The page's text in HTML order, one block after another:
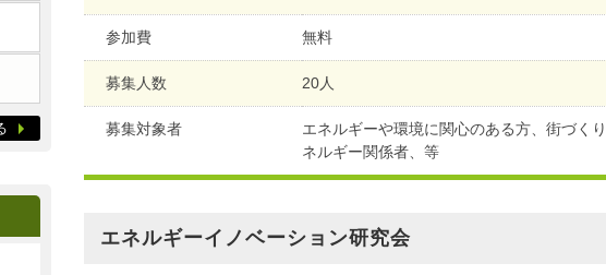
参加費 無料
募集人数 20人
募集対象者
エネルギーや環境に関心のある方、街づく
ネルギー関係者、等
エネルギーイノベーション研究会